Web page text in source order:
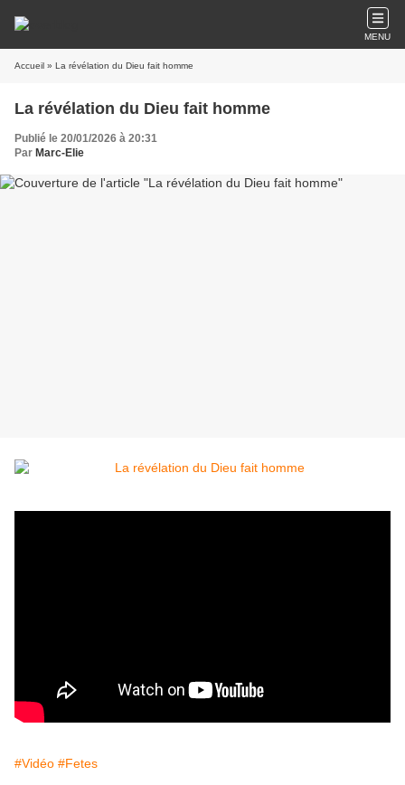
MENU
Accueil » La révélation du Dieu fait homme
La révélation du Dieu fait homme
Publié le 20/01/2026 à 20:31
Par Marc-Elie
#Vidéo #Fetes